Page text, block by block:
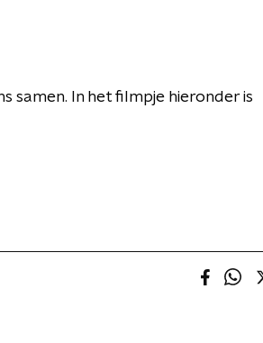
samen. In het filmpje hieronder is